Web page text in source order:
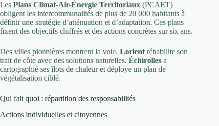
Les Plans Climat-Air-Énergie Territoriaux (PCAET)
obligent les intercommunalités de plus de 20 000 habitants à
définir une stratégie d’atténuation et d’adaptation. Ces plans
fixent des objectifs chiffrés et des actions concrètes sur six ans.
Des villes pionnières montrent la voie. Lorientréhabilite son
trait de côte avec des solutions naturelles. Échirolles a
cartographié ses îlots de chaleur et déploye un plan de
végétalisation ciblé.
Qui fait quoi : répartition des responsabilités
Actions individuelles et citoyennes